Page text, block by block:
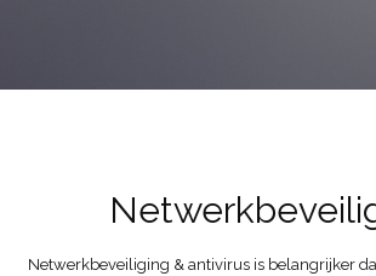
Netwerkbeveiliging & antivirus is belangrijker